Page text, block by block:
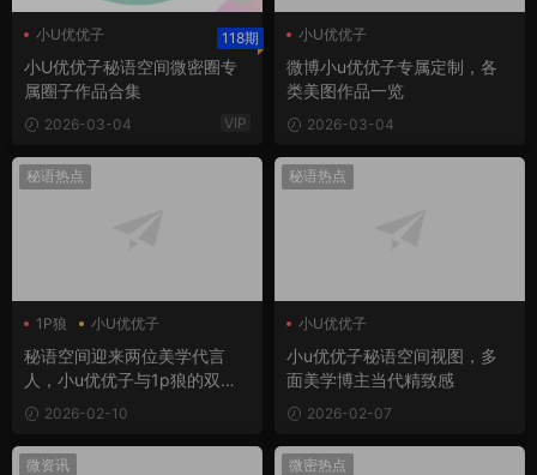
小U优优子
小U优优子微密圈
小U优优子秘语空间
118期
小U优优子秘语空间微密圈专
属圈子作品合集
2026-03-04 VIP
小U优优子
微博小u优优子专属定制，各
类美图作品一览
2026-03-04
秘语热点
1P狼 小U优优子
秘语空间迎来两位美学代言
人，小u优优子与1p狼的双重
魅力风暴
2026-02-10
秘语热点
小U优优子
小U优优子秘语空间
小u优优子秘语空间视图，多
面美学博主当代精致感
2026-02-07
微资讯 微密热点